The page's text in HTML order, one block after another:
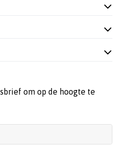
om op de hoogte te